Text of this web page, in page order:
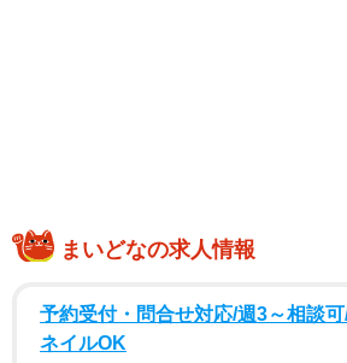
す」「3回目なんでハゲてんの」とメ
まいどなの求人情報
予約受付・問合せ対応/週3～相談
ネイルOK